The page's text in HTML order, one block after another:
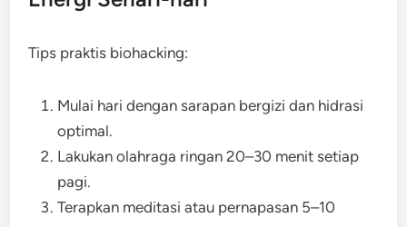
Tips praktis biohacking:
Mulai hari dengan sarapan bergizi dan hidrasi
optimal.
Lakukan olahraga ringan 20–30 menit setiap
pagi.
Terapkan meditasi atau pernapasan 5–10